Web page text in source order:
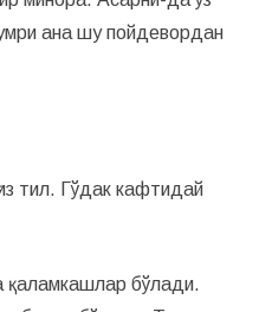
ана шу пойдевордан
тил. Гўдак кафтидай
бўлади.